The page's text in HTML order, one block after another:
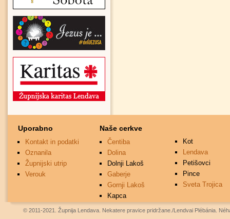
Uporabno
Kontakt in podatki
Oznanila
Župnijski utrip
Verouk
Naše cerkve
Čentiba
Dolina
Dolnji Lakoš
Gaberje
Gornji Lakoš
Kapca
Kot
Lendava
Petišovci
Pince
Sveta Trojica
© 2011-2021. Župnija Lendava. Nekatere pravice pridržane./Lendvai Plébánia.